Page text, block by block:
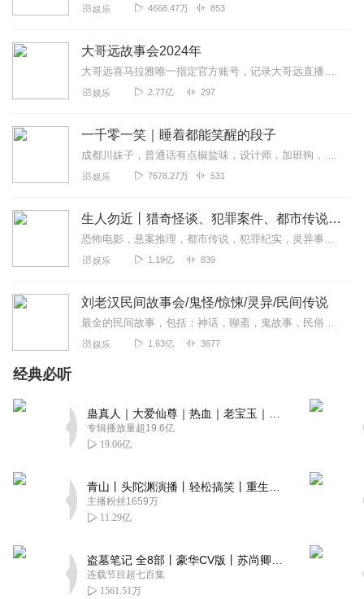
娱乐 4668.47万 853
大哥远故事会2024年
大哥远喜马拉雅唯一指定官方账号，记录大哥远直播时讲述每段故事会，用最接地气的东北话带你身临其境走进每一段故事会，你笑了就行，不要纠结故事的真实性。故事消失的就是...
娱乐 2.77亿 297
一千零一笑｜睡着都能笑醒的段子
成都川妹子，普通话有点椒盐味，设计师，加班狗，每周一单更，欢迎订阅。【主播有声书系列一键直达】适合小学到高中青少年听的趣味故事有声书：孩子最爱的启智笑话书越听...
娱乐 7678.27万 531
生人勿近丨猎奇怪谈、犯罪案件、都市传说、未解之谜
恐怖电影，悬案推理，都市传说，犯罪纪实，灵异事件，自然灾难，未解之谜。＞＞点击加入西米团，从一桩桩奇闻异录中，窥探人性的善恶。这里没有刻意的语气渲染，也没有凭空...
娱乐 1.19亿 839
刘老汉民间故事会/鬼怪/惊悚/灵异/民间传说
最全的民间故事，包括：神话，聊斋，鬼故事，民俗，传说故事，听友投稿等一个搜集的民间故事好听的声音，流传的故事发人深省，警示世人，故事虽短，意义深长。本专辑包括民...
娱乐 1.63亿 3677
经典必听
专辑播放量超19.6亿
19.06亿
主播粉丝1659万
11.29亿
连载节目超七百集
1561.51万